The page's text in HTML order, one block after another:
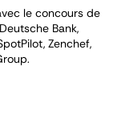
le concours de
Bank,
Zenchef,